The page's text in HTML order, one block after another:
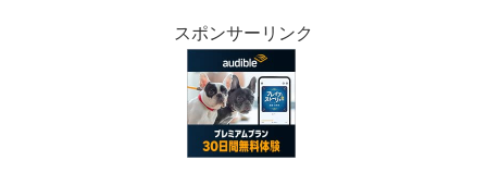
スポンサーリンク